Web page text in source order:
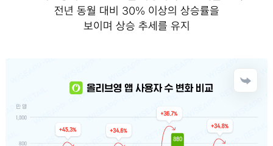
전년 동월 대비 30% 이상의 상승률을
보이며 상승 추세를 유지